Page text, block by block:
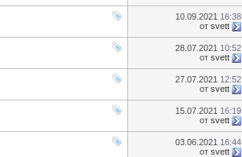
10.09.2021 16:38
от svett
28.07.2021 10:52
от svett
27.07.2021 12:52
от svett
15.07.2021 16:19
от svett
03.06.2021 16:44
от svett